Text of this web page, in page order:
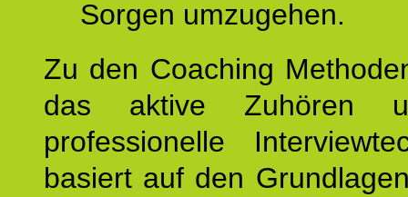
Sorgen umzugehen.
Zu den Coaching
das aktive Zuhören
professionelle
basiert auf den